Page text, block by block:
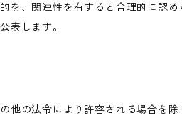
を、関連性を有すると合理的に認
表します。
他の法令により許容される場合を